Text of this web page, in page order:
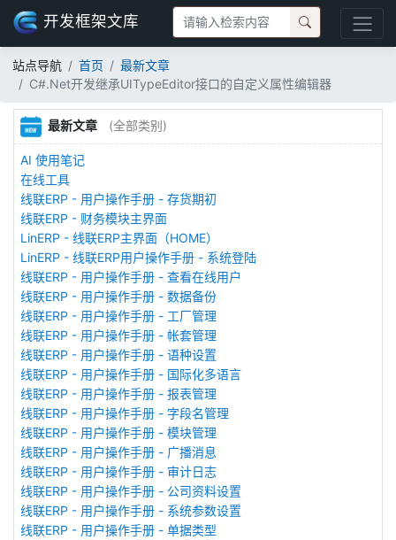
开发框架文库
站点导航 首页
最新文章
C#.Net开发继承UITypeEditor接口的自定义属性编辑器
最新文章 (全部类别)
AI 使用笔记
在线工具
线联ERP - 用户操作手册 - 存货期初
线联ERP - 财务模块主界面
LinERP - 线联ERP主界面（HOME）
LinERP - 线联ERP用户操作手册 - 系统登陆
线联ERP - 用户操作手册 - 查看在线用户
线联ERP - 用户操作手册 - 数据备份
线联ERP - 用户操作手册 - 工厂管理
线联ERP - 用户操作手册 - 帐套管理
线联ERP - 用户操作手册 - 语种设置
线联ERP - 用户操作手册 - 国际化多语言
线联ERP - 用户操作手册 - 报表管理
线联ERP - 用户操作手册 - 字段名管理
线联ERP - 用户操作手册 - 模块管理
线联ERP - 用户操作手册 - 广播消息
线联ERP - 用户操作手册 - 审计日志
线联ERP - 用户操作手册 - 公司资料设置
线联ERP - 用户操作手册 - 系统参数设置
线联ERP - 用户操作手册 - 单据类型